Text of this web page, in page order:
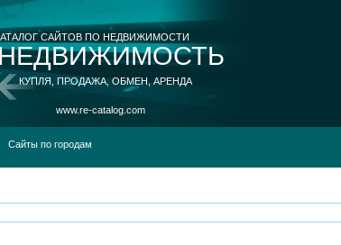
САЙТОВ ПО НЕДВИЖИМОСТИ
КУПЛЯ, ПРОДАЖА, ОБМЕН, АРЕНДА
www.re-catalog.com
Сайты по городам